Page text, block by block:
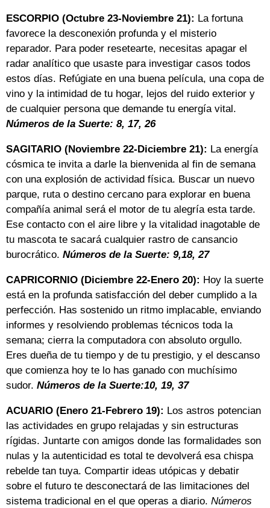
ESCORPIO (Octubre 23-Noviembre 21): La fortuna
favorece la desconexión profunda y el misterio
reparador. Para poder resetearte, necesitas apagar el
radar analítico que usaste para investigar casos todos
estos días. Refúgiate en una buena película, una copa de
vino y la intimidad de tu hogar, lejos del ruido exterior y
de cualquier persona que demande tu energía vital.
Números de la Suerte: 8, 17, 26
SAGITARIO (Noviembre 22-Diciembre 21): La energía
cósmica te invita a darle la bienvenida al fin de semana
con una explosión de actividad física. Buscar un nuevo
parque, ruta o destino cercano para explorar en buena
compañía animal será el motor de tu alegría esta tarde.
Ese contacto con el aire libre y la vitalidad inagotable de
tu mascota te sacará cualquier rastro de cansancio
burocrático. Números de la Suerte: 9,18, 27
CAPRICORNIO (Diciembre 22-Enero 20): Hoy la suerte
está en la profunda satisfacción del deber cumplido a la
perfección. Has sostenido un ritmo implacable, enviando
informes y resolviendo problemas técnicos toda la
semana; cierra la computadora con absoluto orgullo.
Eres dueña de tu tiempo y de tu prestigio, y el descanso
que comienza hoy te lo has ganado con muchísimo
sudor. Números de la Suerte:10, 19, 37
ACUARIO (Enero 21-Febrero 19): Los astros potencian
las actividades en grupo relajadas y sin estructuras
rígidas. Juntarte con amigos donde las formalidades son
nulas y la autenticidad es total te devolverá esa chispa
rebelde tan tuya. Compartir ideas utópicas y debatir
sobre el futuro te desconectará de las limitaciones del
sistema tradicional en el que operas a diario. Números